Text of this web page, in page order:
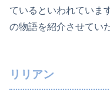
ているといわれていま
の物語を紹介させてい
リリアン